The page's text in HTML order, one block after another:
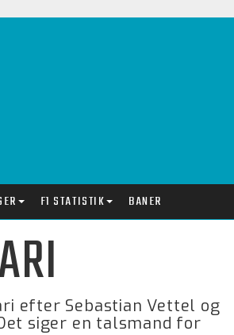
F1 STATISTIK BANER
efter Sebastian Vettel og
siger en talsmand for